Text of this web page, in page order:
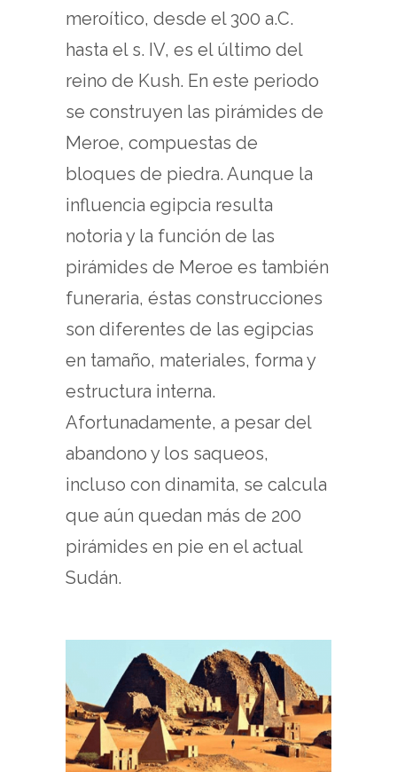
meroítico, desde el 300 a.C.
hasta el s. IV, es el último del
reino de Kush. En este periodo
se construyen las pirámides de
Meroe, compuestas de
bloques de piedra. Aunque la
influencia egipcia resulta
notoria y la función de las
pirámides de Meroe es también
funeraria, éstas construcciones
son diferentes de las egipcias
en tamaño, materiales, forma y
estructura interna.
Afortunadamente, a pesar del
abandono y los saqueos,
incluso con dinamita, se calcula
que aún quedan más de 200
pirámides en pie en el actual
Sudán.